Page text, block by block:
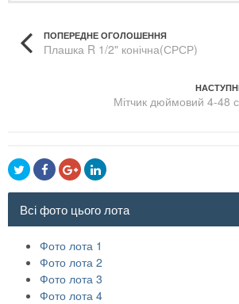
ПОПЕРЕДНЕ ОГОЛОШЕННЯ
Плашка R 1/2" конічна(СРСР)
Мітчик дюймовий 4-48
Всі фото цього лота
Фото лота 1
Фото лота 2
Фото лота 3
Фото лота 4